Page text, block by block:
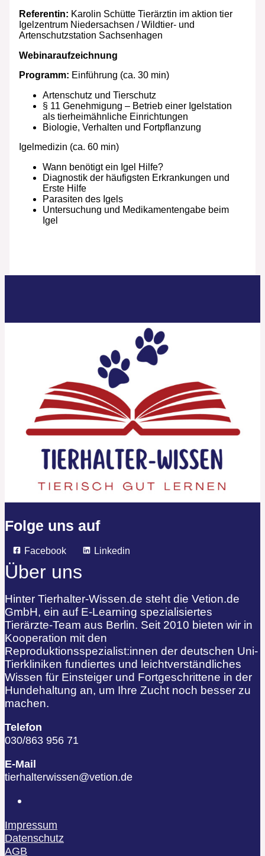
Referentin: Karolin Schütte Tierärztin im aktion tier
Igelzentrum Niedersachsen / Wildtier- und
Artenschutzstation Sachsenhagen
Webinaraufzeichnung
Programm: Einführung (ca. 30 min)
Artenschutz und Tierschutz
§ 11 Genehmigung – Betrieb einer Igelstation
als tierheimähnliche Einrichtungen
Biologie, Verhalten und Fortpflanzung
Igelmedizin (ca. 60 min)
Wann benötigt ein Igel Hilfe?
Diagnostik der häufigsten Erkrankungen und
Erste Hilfe
Parasiten des Igels
Untersuchung und Medikamentengabe beim
Igel
Folge uns auf
Facebook Linkedin
Über uns
Hinter Tierhalter-Wissen.de steht die Vetion.de
GmbH, ein auf E-Learning spezialisiertes
Tierärzte-Team aus Berlin. Seit 2010 bieten wir in
Kooperation mit den
Reproduktionsspezialist:innen der deutschen Uni-
Tierkliniken fundiertes und leichtverständliches
Wissen für Einsteiger und Fortgeschrittene in der
Hundehaltung an, um Ihre Zucht noch besser zu
machen.
Telefon
030/863 956 71
E-Mail
tierhalterwissen@vetion.de
Impressum
Datenschutz
AGB